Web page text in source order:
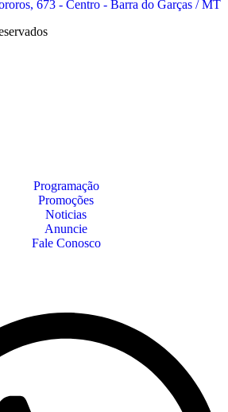
673 - Centro - Barra do Garças / MT
Programação
Promoções
Noticias
Anuncie
Fale Conosco